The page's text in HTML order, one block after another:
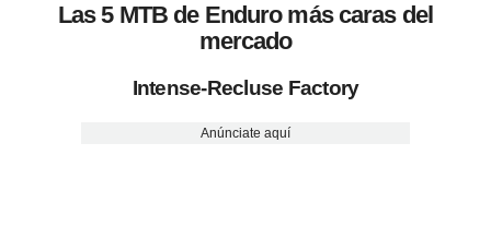
Las 5 MTB de Enduro más caras del
mercado
Intense-Recluse Factory
Anúnciate aquí